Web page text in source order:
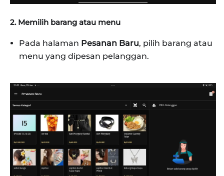
2. Memilih barang atau menu
Pada halaman Pesanan Baru, pilih barang atau
menu yang dipesan pelanggan.